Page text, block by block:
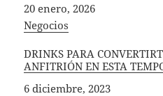
Fecha
20 enero, 2026
In relation to
Negocios
DRINKS PARA
ANFITRIÓN EN ESTA
Fecha
6 diciembre, 2023